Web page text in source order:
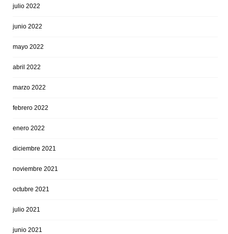
julio 2022
junio 2022
mayo 2022
abril 2022
marzo 2022
febrero 2022
enero 2022
diciembre 2021
noviembre 2021
octubre 2021
julio 2021
junio 2021